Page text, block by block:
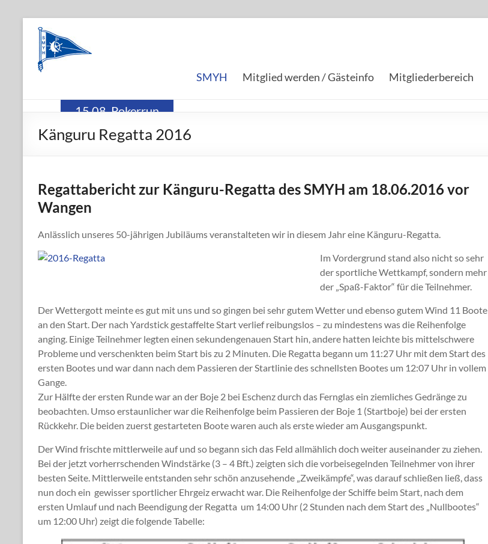
content
SEGEL-
UND
CLUB
HÖRI
SMYH Mitglied werden / Gästeinfo Mitgliederbereich
15.08. Pokerrun
Känguru Regatta 2016
Regattabericht zur Känguru-Regatta des SMYH am 18.06.2016 vor
Wangen
Anlässlich unseres 50-jährigen Jubiläums veranstalteten wir in diesem Jahr eine Känguru-Regatta.
Im Vordergrund stand also nicht so sehr
der sportliche Wettkampf, sondern mehr
der „Spaß-Faktor“ für die Teilnehmer.
Der Wettergott meinte es gut mit uns und so gingen bei sehr gutem Wetter und ebenso gutem Wind 11 Boote
an den Start. Der nach Yardstick gestaffelte Start verlief reibungslos – zu mindestens was die Reihenfolge
anging. Einige Teilnehmer legten einen sekundengenauen Start hin, andere hatten leichte bis mittelschwere
Probleme und verschenkten beim Start bis zu 2 Minuten. Die Regatta begann um 11:27 Uhr mit dem Start des
ersten Bootes und war dann nach dem Passieren der Startlinie des schnellsten Bootes um 12:07 Uhr in vollem
Gange.
Zur Hälfte der ersten Runde war an der Boje 2 bei Eschenz durch das Fernglas ein ziemliches Gedränge zu
beobachten. Umso erstaunlicher war die Reihenfolge beim Passieren der Boje 1 (Startboje) bei der ersten
Rückkehr. Die beiden zuerst gestarteten Boote waren auch als erste wieder am Ausgangspunkt.
Der Wind frischte mittlerweile auf und so begann sich das Feld allmählich doch weiter auseinander zu ziehen.
Bei der jetzt vorherrschenden Windstärke (3 – 4 Bft.) zeigten sich die vorbeisegelnden Teilnehmer von ihrer
besten Seite. Mittlerweile entstanden sehr schön anzusehende „Zweikämpfe“, was darauf schließen ließ, dass
nun doch ein gewisser sportlicher Ehrgeiz erwacht war. Die Reihenfolge der Schiffe beim Start, nach dem
ersten Umlauf und nach Beendigung der Regatta um 14:00 Uhr (2 Stunden nach dem Start des „Nullbootes“
um 12:00 Uhr) zeigt die folgende Tabelle: